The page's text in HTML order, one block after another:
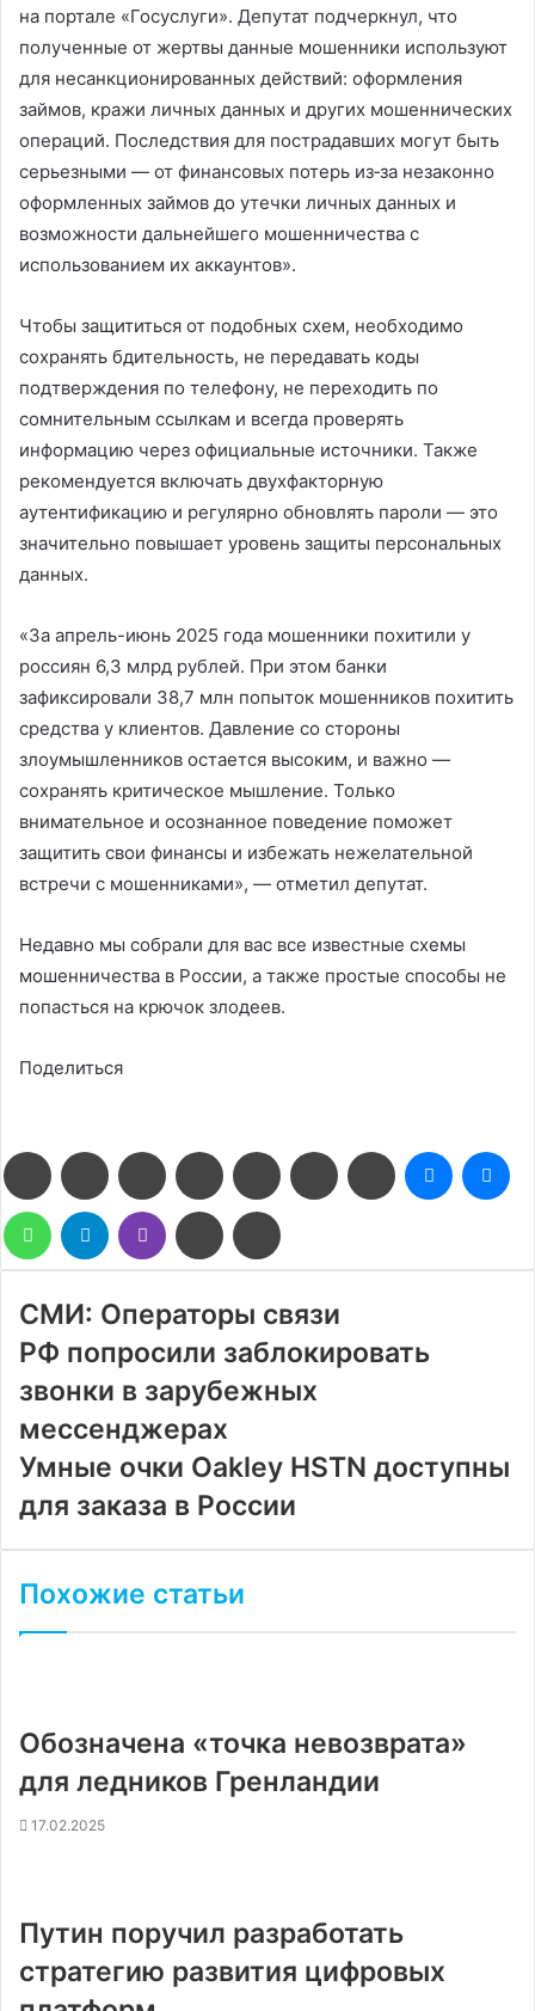
на портале «Госуслуги». Депутат подчеркнул, что
полученные от жертвы данные мошенники используют
для несанкционированных действий: оформления
займов, кражи личных данных и других мошеннических
операций. Последствия для пострадавших могут быть
серьезными — от финансовых потерь из‑за незаконно
оформленных займов до утечки личных данных и
возможности дальнейшего мошенничества с
использованием их аккаунтов».
Чтобы защититься от подобных схем, необходимо
сохранять бдительность, не передавать коды
подтверждения по телефону, не переходить по
сомнительным ссылкам и всегда проверять
информацию через официальные источники. Также
рекомендуется включать двухфакторную
аутентификацию и регулярно обновлять пароли — это
значительно повышает уровень защиты персональных
данных.
«За апрель-июнь 2025 года мошенники похитили у
россиян 6,3 млрд рублей. При этом банки
зафиксировали 38,7 млн попыток мошенников похитить
средства у клиентов. Давление со стороны
злоумышленников остается высоким, и важно —
сохранять критическое мышление. Только
внимательное и осознанное поведение поможет
защитить свои финансы и избежать нежелательной
встречи с мошенниками», — отметил депутат.
Недавно мы собрали для вас все известные схемы
мошенничества в России, а также простые способы не
попасться на крючок злодеев.
Поделиться
FacebookTwitter LinkedIn Pinterest Reddit ВконтактеОдноклассники
Messenger
WhatsAppTelegram Viber
Поделиться
через
электронную
СМИ: Операторы связи
РФ попросили заблокировать
звонки в зарубежных
мессенджерах
Умные очки Oakley HSTN доступны
для заказа в России
Похожие статьи
Обозначена «точка невозврата»
для ледников Гренландии
17.02.2025
Путин поручил разработать
стратегию развития цифровых